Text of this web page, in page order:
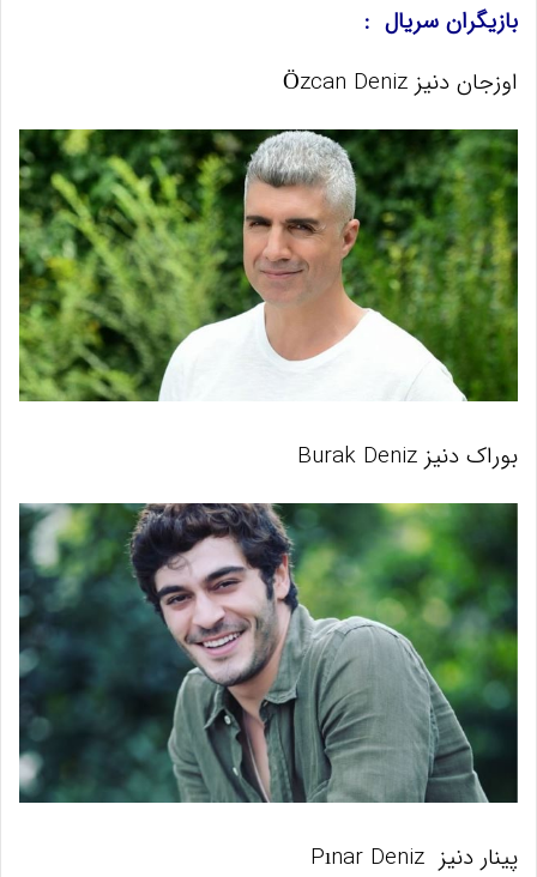
بازیگران سریال :
اوزجان دنیز Özcan Deniz
بوراک دنیز Burak Deniz
پینار دنیز Pınar Deniz